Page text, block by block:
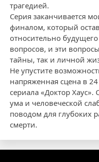
трагедией.
Серия заканчивается
финалом, который
относительно
вопросов, и эти
тайны, так и личной
Не упустите
напряженная сцена в
сериала «Доктор
ума и человеческой
поводом для глубоких
смерти.